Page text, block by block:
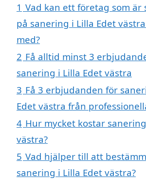
1 Vad kan ett företag som är
på sanering i Lilla Edet
med?
2 Få alltid minst 3
sanering i Lilla Edet västra
3 Få 3 erbjudanden för
Edet västra från
4 Hur mycket kostar
västra?
5 Vad hjälper till att
sanering i Lilla Edet västra?